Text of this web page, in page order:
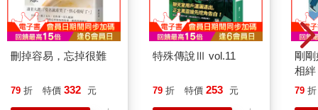
刪掉容易，忘掉很難
79 折 特價 332 元
特殊傳說Ⅲ vol.11
79 折 特價 253 元
剛
相
要
79 折